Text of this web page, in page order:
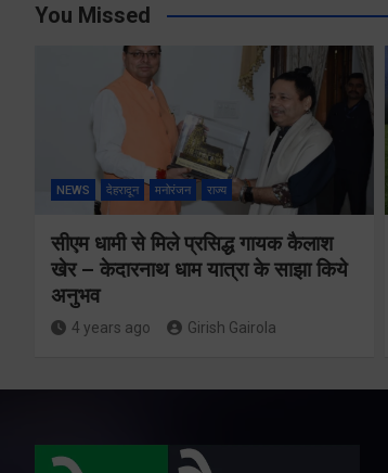
You Missed
NEWS देहरादून मनोरंजन राज्य
सीएम धामी से मिले प्रसिद्ध गायक कैलाश
खेर – केदारनाथ धाम यात्रा के साझा किये
अनुभव
4 years ago Girish Gairola